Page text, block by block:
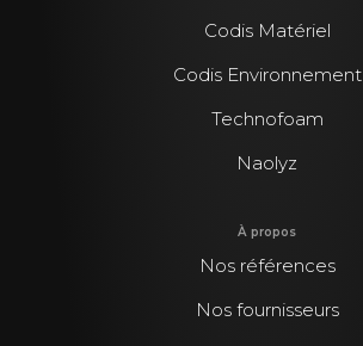
Codis Matériel
Codis Environnement
Technofoam
Naolyz
À propos
Nos références
Nos fournisseurs